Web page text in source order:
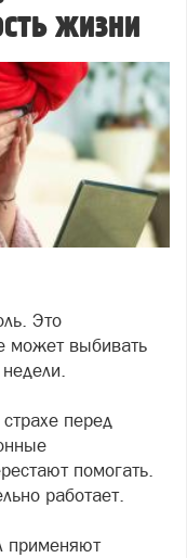
жизни
Это
может выбивать
перед
помогать.
работает.
применяют